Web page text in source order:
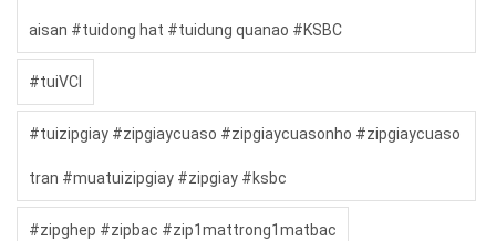
aisan #tuidong hat #tuidung quanao #KSBC
#tuiVCI
#tuizipgiay #zipgiaycuaso #zipgiaycuasonho #zipgiaycuaso
tran #muatuizipgiay #zipgiay #ksbc
#zipghep #zipbac #zip1mattrong1matbac